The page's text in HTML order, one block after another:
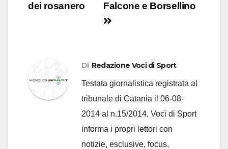
Falcone e Borsellino
dei rosanero
Di Redazione Voci di Sport
Testata giornalistica registrata al
tribunale di Catania il 06-08-
2014 al n.15/2014, Voci di Sport
informa i propri lettori con
notizie, esclusive, focus,